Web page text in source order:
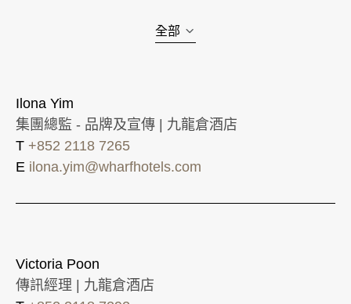
全部
Ilona Yim
集團總監 - 品牌及宣傳 | 九龍倉酒店
T +852 2118 7265
E ilona.yim@wharfhotels.com
Victoria Poon
傳訊經理 | 九龍倉酒店